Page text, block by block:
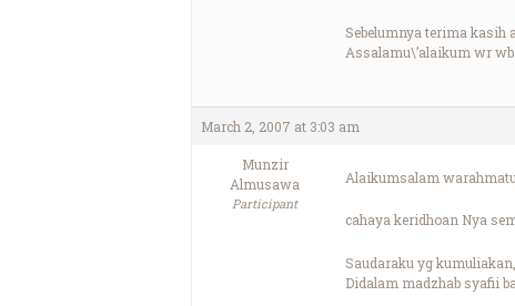
Sebelumnya terima kasih
Assalamu\’alaikum wr wb
March 2, 2007 at 3:03 am
Munzir
Almusawa
Participant
Alaikumsalam
cahaya keridhoan Nya
Saudaraku yg kumuliakan,
Didalam madzhab syafii